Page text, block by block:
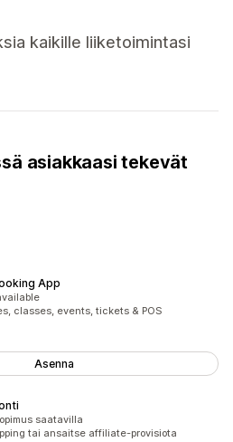
kaikille liiketoimintasi
asiakkaasi tekevät
App
classes, events, tickets & POS
Asenna
saatavilla
tai ansaitse affiliate-provisiota